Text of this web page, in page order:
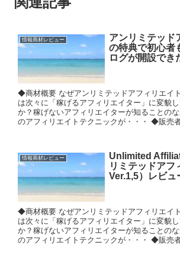
情報商材レビュー
アンリミテッド
の特典で初心者
ログが開設でき
◆商材概要 なぜアンリミテッドアフィリエイ
は次々に「稼げるアフィリエイター」に変貌
か？稼げないアフィリエイターが知ることのな
のアフィリエイトテクニックが・・・ ◆販売
情報商材レビュー
Unlimited
リミテッドアフ
Ver.1,5）レビュ
◆商材概要 なぜアンリミテッドアフィリエイ
は次々に「稼げるアフィリエイター」に変貌
か？稼げないアフィリエイターが知ることのな
のアフィリエイトテクニックが・・・ ◆販売